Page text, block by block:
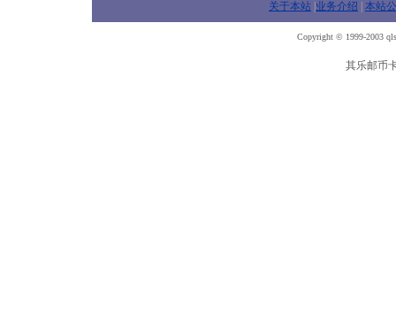
关于本站 业务介绍 本站
Copyright © 1999-2003
其乐邮币